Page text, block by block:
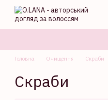
Перейти до основного контенту
Головна Очищення Скраби
Скраби